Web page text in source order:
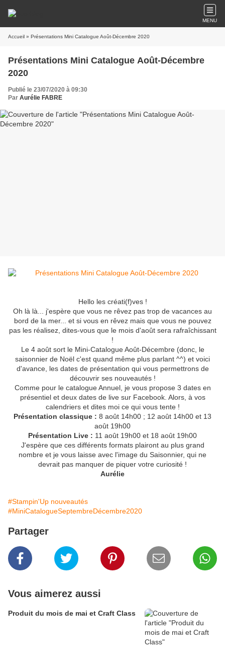
MENU
Accueil » Présentations Mini Catalogue Août-Décembre 2020
Présentations Mini Catalogue Août-Décembre
2020
Publié le 23/07/2020 à 09:30
Par Aurélie FABRE
Hello les créati(f)ves !
Oh là là... j'espère que vous ne rêvez pas trop de vacances au
bord de la mer... et si vous en rêvez mais que vous ne pouvez
pas les réalisez, dites-vous que le mois d'août sera rafraîchissant
!
Le 4 août sort le Mini-Catalogue Août-Décembre (donc, le
saisonnier de Noël c'est quand même plus parlant ^^) et voici
d'avance, les dates de présentation qui vous permettrons de
découvrir ses nouveautés !
Comme pour le catalogue Annuel, je vous propose 3 dates en
présentiel et deux dates de live sur Facebook. Alors, à vos
calendriers et dites moi ce qui vous tente !
Présentation classique : 8 août 14h00 ; 12 août 14h00 et 13
août 19h00
Présentation Live : 11 août 19h00 et 18 août 19h00
J'espère que ces différents formats plairont au plus grand
nombre et je vous laisse avec l'image du Saisonnier, qui ne
devrait pas manquer de piquer votre curiosité !
Aurélie
#Stampin'Up nouveautés
#MiniCatalogueSeptembreDécembre2020
Partager
Vous aimerez aussi
Produit du mois de mai et Craft Class